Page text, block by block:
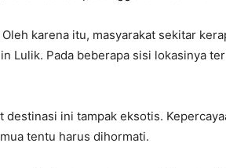
karena itu, masyarakat sekitar
Lulik. Pada beberapa sisi lokasinya
ini tampak eksotis.
tentu harus dihormati.